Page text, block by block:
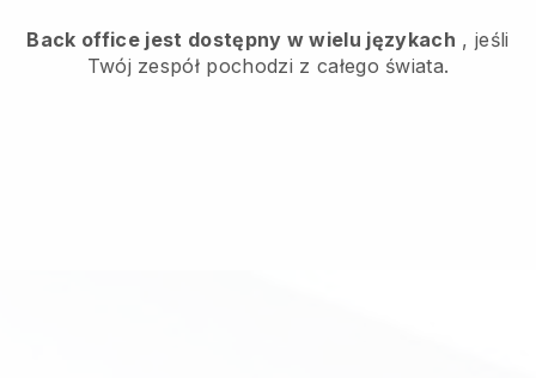
Back office jest dostępny w wielu językach , jeśli
Twój zespół pochodzi z całego świata.